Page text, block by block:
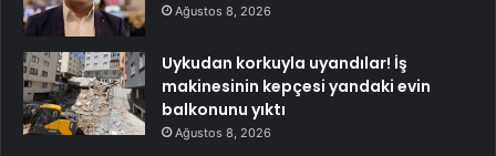
Ağustos 8, 2026
Uykudan korkuyla uyandılar! İş
makinesinin kepçesi yandaki evin
balkonunu yıktı
Ağustos 8, 2026